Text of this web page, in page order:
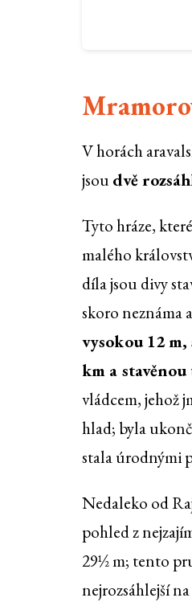
V horách
jsoudvě
Tyto hráze,
malého
díla jsou divy
skoro neznáma
vysokou 12
km a
vládcem, jehož
hlad; byla
stala úrodnými
Nedaleko od
pohled z
29½ m; tento
nejrozsáhlejší